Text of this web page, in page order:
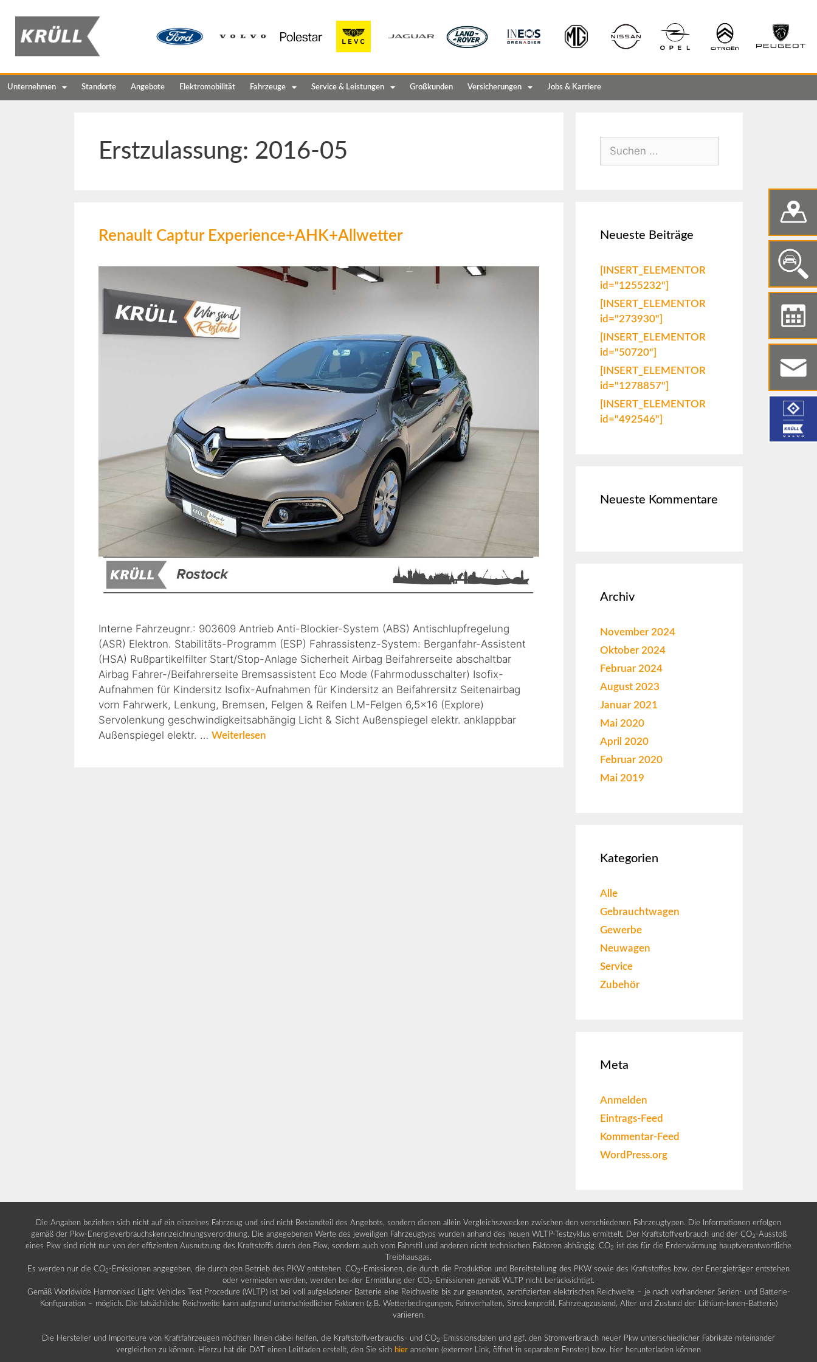
Unternehmen Standorte Angebote Elektromobilität Fahrzeuge Service & Leistungen Großkunden Versicherungen Jobs & Karriere
Erstzulassung: 2016-05
Renault Captur Experience+AHK+Allwetter
Interne Fahrzeugnr.: 903609 Antrieb Anti-Blockier-System (ABS) Antischlupfregelung
(ASR) Elektron. Stabilitäts-Programm (ESP) Fahrassistenz-System: Berganfahr-Assistent
(HSA) Rußpartikelfilter Start/Stop-Anlage Sicherheit Airbag Beifahrerseite abschaltbar
Airbag Fahrer-/Beifahrerseite Bremsassistent Eco Mode (Fahrmodusschalter) Isofix-
Aufnahmen für Kindersitz Isofix-Aufnahmen für Kindersitz an Beifahrersitz Seitenairbag
vorn Fahrwerk, Lenkung, Bremsen, Felgen & Reifen LM-Felgen 6,5×16 (Explore)
Servolenkung geschwindigkeitsabhängig Licht & Sicht Außenspiegel elektr. anklappbar
Außenspiegel elektr. … Weiterlesen
Neueste Beiträge
[INSERT_ELEMENTOR
id="1255232"]
[INSERT_ELEMENTOR
id="273930"]
[INSERT_ELEMENTOR
id="50720"]
[INSERT_ELEMENTOR
id="1278857"]
[INSERT_ELEMENTOR
id="492546"]
Neueste Kommentare
Archiv
November 2024
Oktober 2024
Februar 2024
August 2023
Januar 2021
Mai 2020
April 2020
Februar 2020
Mai 2019
Kategorien
Alle
Gebrauchtwagen
Gewerbe
Neuwagen
Service
Zubehör
Meta
Anmelden
Eintrags-Feed
Kommentar-Feed
WordPress.org
Die Angaben beziehen sich nicht auf ein einzelnes Fahrzeug und sind nicht Bestandteil des Angebots, sondern dienen allein Vergleichszwecken zwischen den verschiedenen Fahrzeugtypen. Die Informationen erfolgen
gemäß der Pkw-Energieverbrauchskennzeichnungsverordnung. Die angegebenen Werte des jeweiligen Fahrzeugtyps wurden anhand des neuen WLTP-Testzyklus ermittelt. Der Kraftstoffverbrauch und der CO2 -Ausstoß
eines Pkw sind nicht nur von der effizienten Ausnutzung des Kraftstoffs durch den Pkw, sondern auch vom Fahrstil und anderen nicht technischen Faktoren abhängig. CO2 ist das für die Erderwärmung hauptverantwortliche
Treibhausgas.
Es werden nur die CO2 -Emissionen angegeben, die durch den Betrieb des PKW entstehen. CO2 -Emissionen, die durch die Produktion und Bereitstellung des PKW sowie des Kraftstoffes bzw. der Energieträger entstehen
oder vermieden werden, werden bei der Ermittlung der CO2 -Emissionen gemäß WLTP nicht berücksichtigt.
Gemäß Worldwide Harmonised Light Vehicles Test Procedure (WLTP) ist bei voll aufgeladener Batterie eine Reichweite bis zur genannten, zertifizierten elektrischen Reichweite – je nach vorhandener Serien- und Batterie-
Konfiguration – möglich. Die tatsächliche Reichweite kann aufgrund unterschiedlicher Faktoren (z.B. Wetterbedingungen, Fahrverhalten, Streckenprofil, Fahrzeugzustand, Alter und Zustand der Lithium-Ionen-Batterie)
variieren.
Die Hersteller und Importeure von Kraftfahrzeugen möchten Ihnen dabei helfen, die Kraftstoffverbrauchs- und CO2 -Emissionsdaten und ggf. den Stromverbrauch neuer Pkw unterschiedlicher Fabrikate miteinander
vergleichen zu können. Hierzu hat die DAT einen Leitfaden erstellt, den Sie sich hier ansehen (externer Link, öffnet in separatem Fenster) bzw. hier herunterladen können